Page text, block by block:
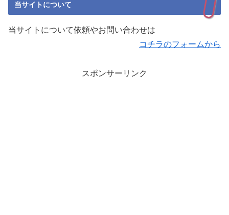
当サイトについて
当サイトについて依頼やお問い合わせは
コチラのフォームから
スポンサーリンク